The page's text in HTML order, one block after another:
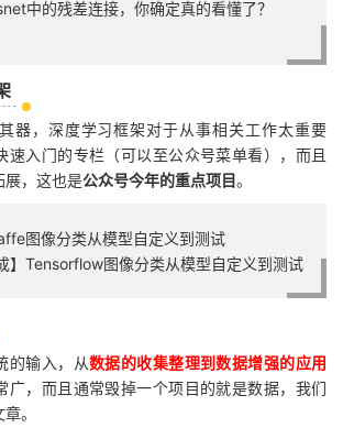
中的残差连接，你确定真的看懂了？
器，深度学习框架对于从事相关工作太重要
速入门的专栏（可以至公众号菜单看），而且
展，这也是公众号今年的重点项目。
图像分类从模型自定义到测试
】Tensorflow图像分类从模型自定义到测试
的输入，从数据的收集整理到数据增强的应用
广，而且通常毁掉一个项目的就是数据，我们
。